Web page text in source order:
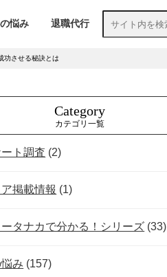
悩み 退職代行
功させる秘訣とは
Category
カテゴリ一覧
ト調査 (2)
ア掲載情報 (1)
ータナカで分かる！シリーズ (33)
み (157)